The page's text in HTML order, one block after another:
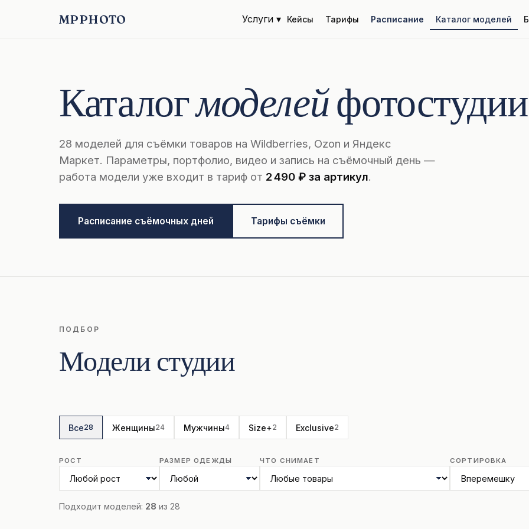
MPPHOTO Услуги ▾ Кейсы Тарифы Расписание Каталог моделей
Каталогмоделейфотостудии
28 моделей для съёмки товаров на Wildberries, Ozon и Яндекс
Маркет. Параметры, портфолио, видео и запись на съёмочный день —
работа модели уже входит в тариф от 2 490 ₽ за артикул.
Расписание съёмочных дней Тарифы съёмки
ПОДБОР
Модели студии
Все28 Женщины24 Мужчины4 Size+2 Exclusive2
РОСТ РАЗМЕР ОДЕЖДЫ ЧТО СНИМАЕТ СОРТИРОВКА
Подходит моделей: 28 из 28